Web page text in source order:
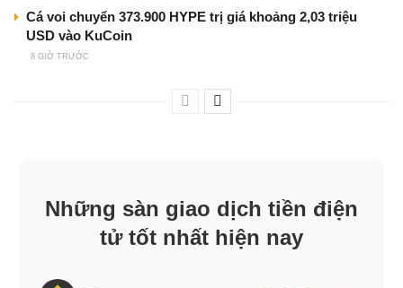
Cá voi chuyển 373.900 HYPE trị giá khoảng 2,03 triệu
USD vào KuCoin
8 GIỜ TRƯỚC
Những sàn giao dịch tiền điện
tử tốt nhất hiện nay